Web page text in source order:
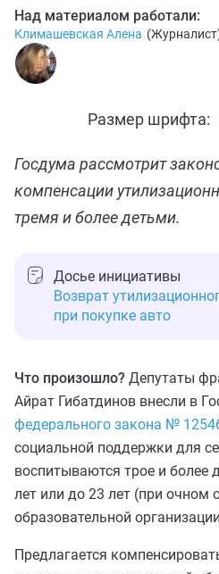
Над материалом работали:
Климашевская Алена (Журналист
Размер шрифта:
Госдума рассмотрит
компенсации
тремя и более детьми.
Досье инициативы
Возврат
при покупке авто
Что произошло? Депутаты
Айрат Гибатдинов внесли в
федерального закона №
социальной поддержки для
воспитываются трое и более
лет или до 23 лет (при очном
образовательной
Предлагается